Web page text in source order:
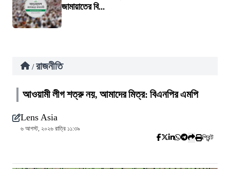
জামায়াতের বি...
/ রাজনীতি
আওয়ামী লীগ শত্রু নয়, আমাদের মিত্র: বিএনপির এমপি
Lens Asia
৬ আগস্ট, ২০২৬ রাত্রি ১১:৩৯
প্রিন্ট